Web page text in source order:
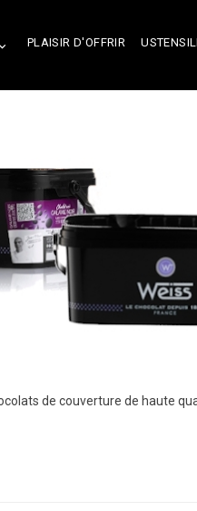
 PLAISIR D'OFFRIR
de couverture de haute